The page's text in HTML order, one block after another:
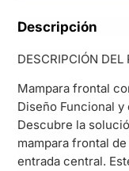
Descripción
DESCRIPCIÓN DEL
Mampara frontal
Diseño Funcional
Descubre la
mampara frontal
entrada central.